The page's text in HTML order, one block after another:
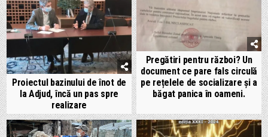
Proiectul bazinului de înot de
la Adjud, încă un pas spre
realizare
Pregătiri pentru război? Un
document ce pare fals circulă
pe rețelele de socializare și a
băgat panica în oameni.